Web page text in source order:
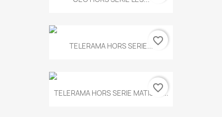
TELERAMA HORS SERIE...favorite_border
TELERAMA HORS SERIE MATISSE...
favorite_border